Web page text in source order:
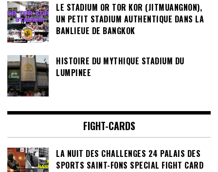
LE STADIUM OR TOR KOR (JITMUANGNON),
UN PETIT STADIUM AUTHENTIQUE DANS LA
BANLIEUE DE BANGKOK
HISTOIRE DU MYTHIQUE STADIUM DU
LUMPINEE
FIGHT-CARDS
LA NUIT DES CHALLENGES 24 PALAIS DES
SPORTS SAINT-FONS SPECIAL FIGHT CARD